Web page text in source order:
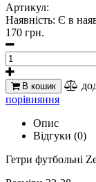
Артикул:
Наявність: Є в
170 грн.
В кошик
порівняння
Опис
Відгуки (0)
Гетри футбольні